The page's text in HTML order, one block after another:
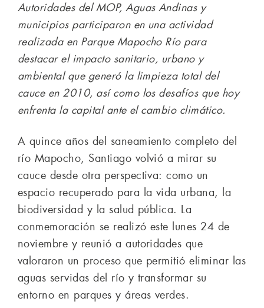
Autoridades del MOP, Aguas Andinas y
municipios participaron en una actividad
realizada en Parque Mapocho Río para
destacar el impacto sanitario, urbano y
ambiental que generó la limpieza total del
cauce en 2010, así como los desafíos que hoy
enfrenta la capital ante el cambio climático.
A quince años del saneamiento completo del
río Mapocho, Santiago volvió a mirar su
cauce desde otra perspectiva: como un
espacio recuperado para la vida urbana, la
biodiversidad y la salud pública. La
conmemoración se realizó este lunes 24 de
noviembre y reunió a autoridades que
valoraron un proceso que permitió eliminar las
aguas servidas del río y transformar su
entorno en parques y áreas verdes.